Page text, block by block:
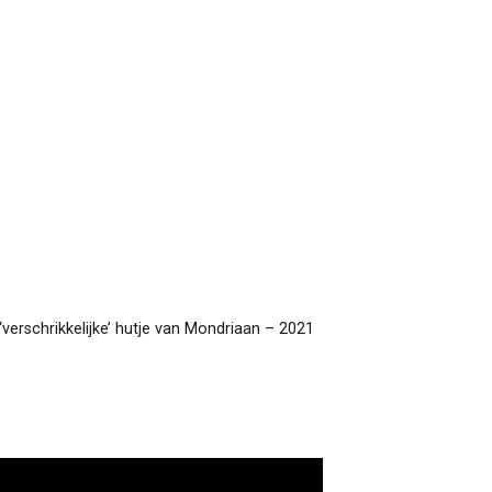
hutje van Mondriaan – 2021